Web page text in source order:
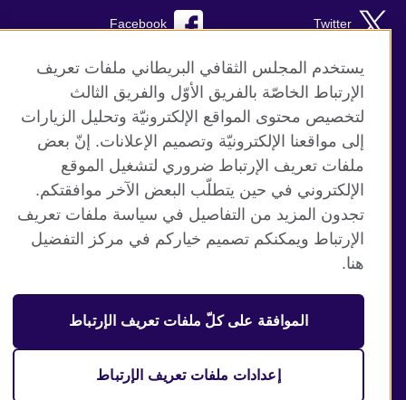
Facebook Twitter
TikTok Instagram
Youtube
موقع المجلس الثقافي البريطاني العالمي
الخصوصية وشروط الاستخدام
ملفات تعريف الإرتباط
خارطة الموقع
منظمة المملكة المتحدة الدولية للعلاقات الثقافية والفرص
يستخدم المجلس الثقافي البريطاني ملفات تعريف
الإرتباط الخاصّة بالفريق الأوّل والفريق الثالث
لتخصيص محتوى المواقع الإلكترونيّة وتحليل الزيارات
إلى مواقعنا الإلكترونيّة وتصميم الإعلانات. إنّ بعض
ملفات تعريف الإرتباط ضروري لتشغيل الموقع
الإلكتروني في حين يتطلّب البعض الآخر موافقتكم.
تجدون المزيد من التفاصيل في سياسة ملفات تعريف
الإرتباط ويمكنكم تصميم خياركم في مركز التفضيل
هنا.
الموافقة على كلّ ملفات تعريف الإرتباط
إعدادات ملفات تعريف الإرتباط